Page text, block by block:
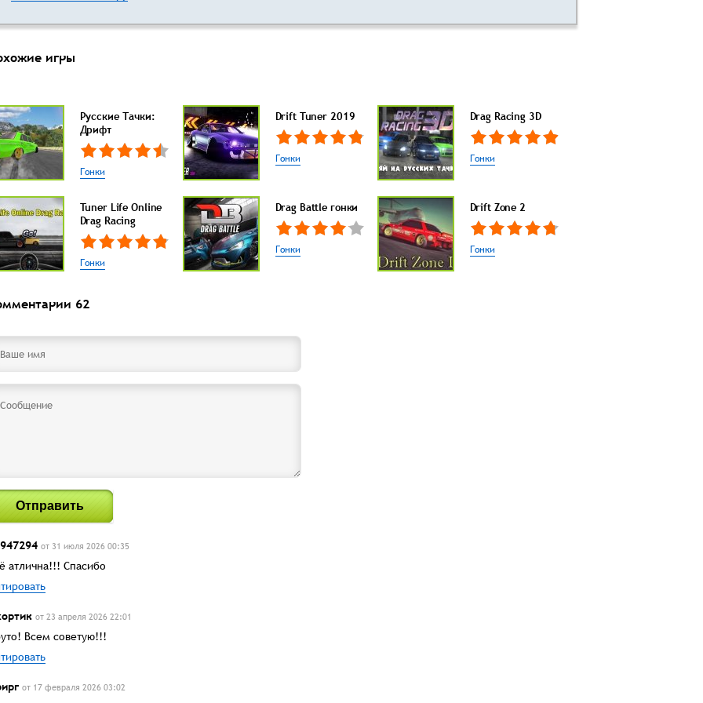
игры
Русские Тачки:
Дрифт
Гонки
Drift Tuner 2019
Гонки
Drag Racing 3D
Гонки
Tuner Life Online
Drag Racing
Гонки
Drag Battle гонки
Гонки
Drift Zone 2
Гонки
62
Отправить
от 31 июля 2026 00:35
атлична!!! Спасибо
от 23 апреля 2026 22:01
Всем советую!!!
от 17 февраля 2026 03:02